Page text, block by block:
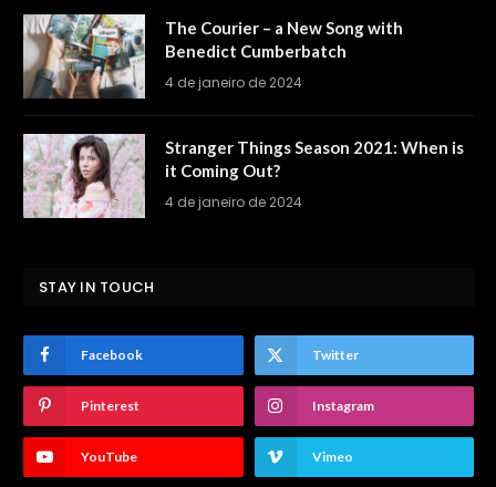
The Courier – a New Song with
Benedict Cumberbatch
4 de janeiro de 2024
Stranger Things Season 2021: When is
it Coming Out?
4 de janeiro de 2024
STAY IN TOUCH
Facebook Twitter
Pinterest Instagram
YouTube Vimeo